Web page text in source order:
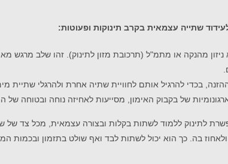
מהנקה או מתמ"ל (תרכובת מזון לתינוק). זהו שלב מרגש
בכדי להרגיל אותם לחוויית שתיה אחרת ולהרגלי שתיית
של בקבוק האימון, מסייעות לאחיזה נוחה ובטוחה של
בה. כך הוא יכול לשתות לבד ואף שולט בתזמון